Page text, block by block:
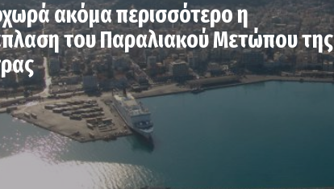
ακόμα περισσότερο η
του Παραλιακού Μετώπου της